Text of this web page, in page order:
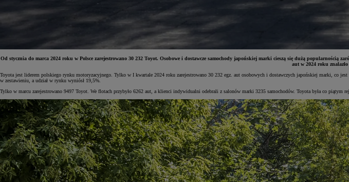
Od stycznia do marca 2024 roku w Polsce zarejestrowano 30 232 Toyot. Osobowe i dostawcze samochody japońskiej marki cieszą się dużą
aut w 2024 roku
Toyota jest liderem polskiego rynku motoryzacyjnego. Tylko w I kwartale 2024 roku zarejestrowano 30 232 egz. aut osobowych i dostawczych japońskiej marki, co
w zestawieniu, a udział w rynku wyniósł 19,5%.
Tylko w marcu zarejestrowano 9497 Toyot. We flotach przybyło 6262 aut, a klienci indywidualni odebrali z salonów marki 3235 samochodów. Toyota była co piątym